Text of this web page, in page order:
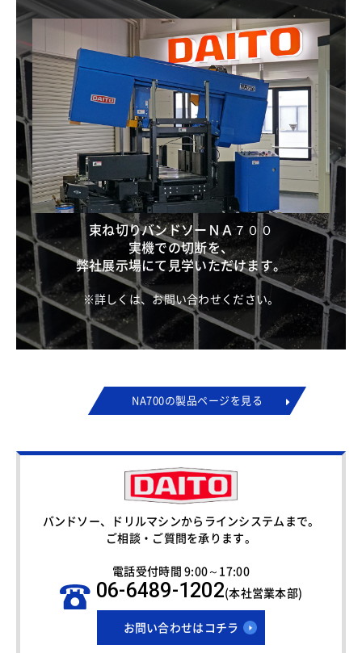
束ね切りバンドソーＮＡ７００
実機での切断を、
弊社展示場にて見学いただけます。
※詳しくは、お問い合わせください。
NA700の製品ページを見る
バンドソー、ドリルマシンからラインシステムまで。
ご相談・ご質問を承ります。
電話受付時間 9:00～17:00
06-6489-1202(本社営業本部)
お問い合わせはコチラ